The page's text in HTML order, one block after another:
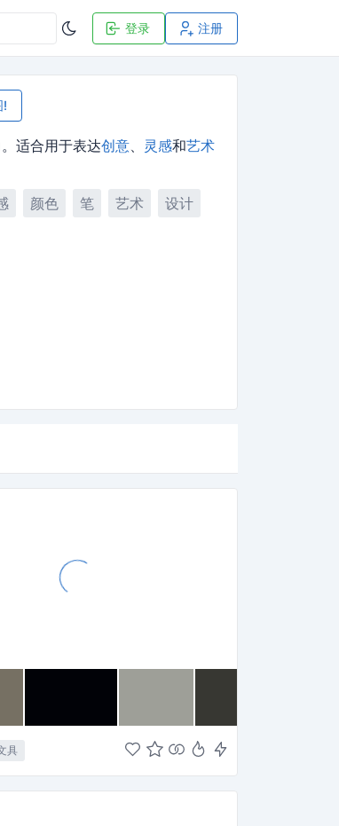
登录 注册
!
适合用于表达创意、 灵感和艺术
颜色 笔 艺术
设计
具